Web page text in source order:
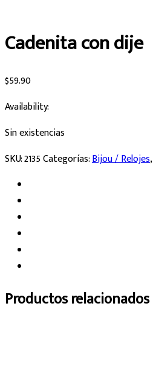
Cadenita con dije
$59.90
Availability:
Sin existencias
SKU:2135Categorías:Bijou / Relojes,
Productos relacionados